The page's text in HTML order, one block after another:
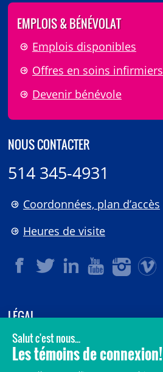
EMPLOIS & BÉNÉVOLAT
Emplois disponibles
Offres en soins infirmiers
Devenir bénévole
NOUS CONTACTER
514 345-4931
Coordonnées, plan d’accès
Heures de visite
LÉGAL
© 2006-2026CHU Sainte-Justine.
Tous droits réservés.